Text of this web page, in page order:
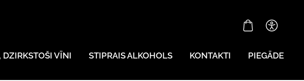
DZIRKSTOŠI VĪNI STIPRAIS ALKOHOLS KONTAKTI PIEGĀDE